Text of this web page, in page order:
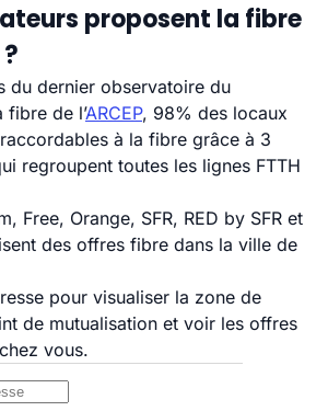
proposent la fibre
du dernier observatoire du
de l’ARCEP, 98% des locaux
à la fibre grâce à 3
regroupent toutes les lignes FTTH
Free, Orange, SFR, RED by SFR et
des offres fibre dans la ville de
pour visualiser la zone de
de mutualisation et voir les offres
vous.